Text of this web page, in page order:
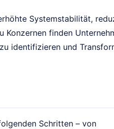
Systemstabilität,
finden
identifizieren und
Schritten – von